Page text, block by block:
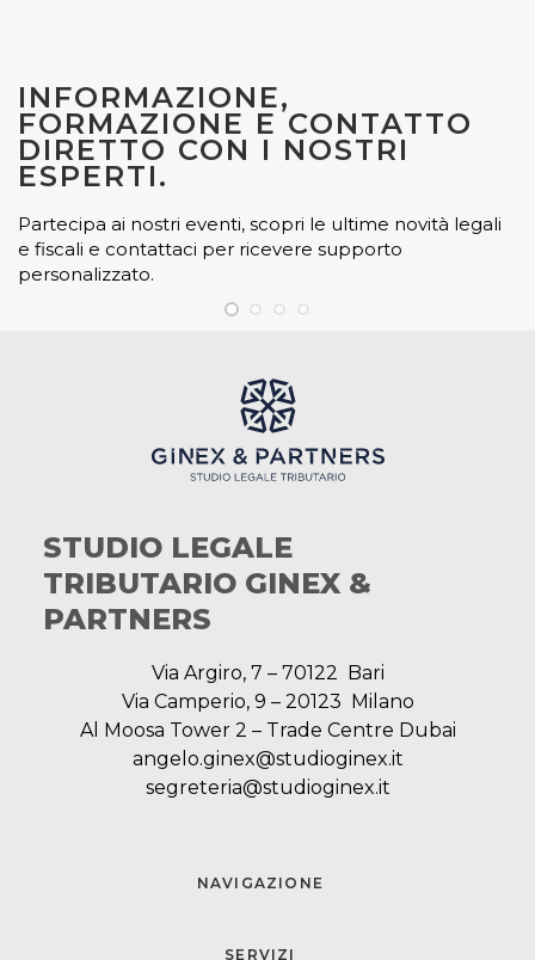
INFORMAZIONE,
FORMAZIONE E CONTATTO
DIRETTO CON I NOSTRI
ESPERTI.
Partecipa ai nostri eventi, scopri le ultime novità legali
e fiscali e contattaci per ricevere supporto
personalizzato.
STUDIO LEGALE
TRIBUTARIO GINEX &
PARTNERS
Via Argiro, 7 – 70122 Bari
Via Camperio, 9 – 20123 Milano
Al Moosa Tower 2 – Trade Centre Dubai
angelo.ginex@studioginex.it
segreteria@studioginex.it
NAVIGAZIONE
SERVIZI